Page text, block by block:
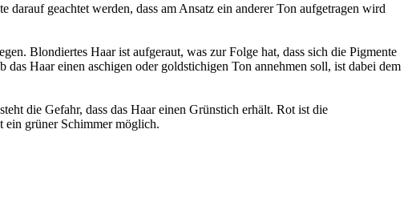
geachtet werden, dass am Ansatz ein anderer Ton aufgetragen wird
Blondiertes Haar ist aufgeraut, was zur Folge hat, dass sich die Pigmente
Haar einen aschigen oder goldstichigen Ton annehmen soll, ist dabei dem
die Gefahr, dass das Haar einen Grünstich erhält. Rot ist die
ein grüner Schimmer möglich.